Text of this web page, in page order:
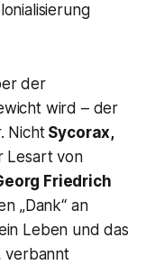
der
wird – der
NichtSycorax,
Lesart von
Friedrich
„Dank“ an
Leben und das
verbannt